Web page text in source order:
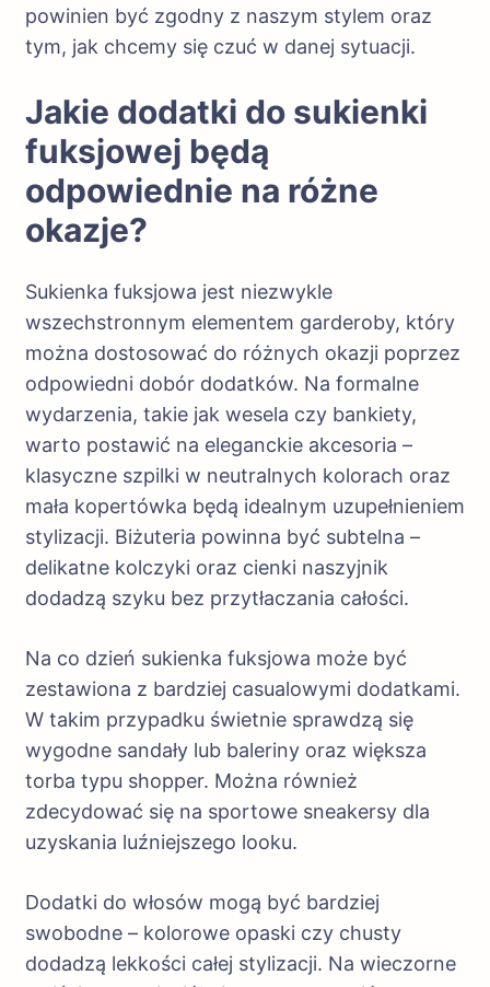
powinien być zgodny z naszym stylem oraz
tym, jak chcemy się czuć w danej sytuacji.
Jakie dodatki do sukienki
fuksjowej będą
odpowiednie na różne
okazje?
Sukienka fuksjowa jest niezwykle
wszechstronnym elementem garderoby, który
można dostosować do różnych okazji poprzez
odpowiedni dobór dodatków. Na formalne
wydarzenia, takie jak wesela czy bankiety,
warto postawić na eleganckie akcesoria –
klasyczne szpilki w neutralnych kolorach oraz
mała kopertówka będą idealnym uzupełnieniem
stylizacji. Biżuteria powinna być subtelna –
delikatne kolczyki oraz cienki naszyjnik
dodadzą szyku bez przytłaczania całości.
Na co dzień sukienka fuksjowa może być
zestawiona z bardziej casualowymi dodatkami.
W takim przypadku świetnie sprawdzą się
wygodne sandały lub baleriny oraz większa
torba typu shopper. Można również
zdecydować się na sportowe sneakersy dla
uzyskania luźniejszego looku.
Dodatki do włosów mogą być bardziej
swobodne – kolorowe opaski czy chusty
dodadzą lekkości całej stylizacji. Na wieczorne